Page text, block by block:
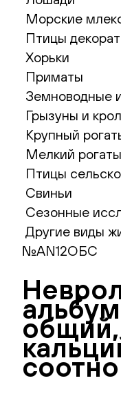
Морские
Птицы
Хорьки
Приматы
Земноводные
Грызуны и
Крупный
Мелкий
Птицы
Свиньи
Сезонные
Другие виды
№AN12ОБС
общий,